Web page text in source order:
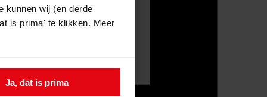
kunnen wij (en derde
is prima' te klikken. Meer
Ja, dat is prima